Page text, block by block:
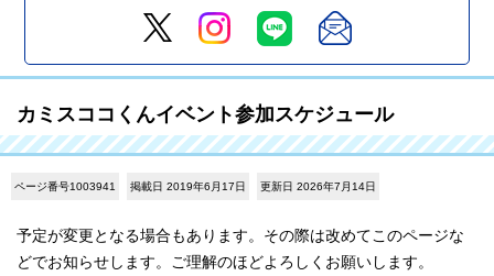
カミスココくんイベント参加スケジュール
ページ番号1003941 掲載日 2019年6月17日 更新日 2026年7月14日
予定が変更となる場合もあります。その際は改めてこのページな
どでお知らせします。ご理解のほどよろしくお願いします。